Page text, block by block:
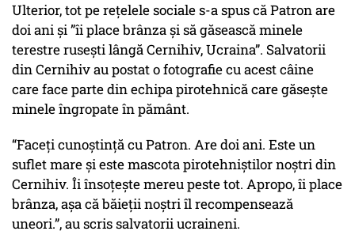
Ulterior, tot pe rețelele sociale s-a spus că Patron are
doi ani și ”îi place brânza și să găsească minele
terestre rusești lângă Cernihiv, Ucraina”. Salvatorii
din Cernihiv au postat o fotografie cu acest câine
care face parte din echipa pirotehnică care găsește
minele îngropate în pământ.
“Faceți cunoștință cu Patron. Are doi ani. Este un
suflet mare și este mascota pirotehniștilor noștri din
Cernihiv. Îi însoțește mereu peste tot. Apropo, îi place
brânza, așa că băieții noștri îl recompensează
uneori.”, au scris salvatorii ucraineni.